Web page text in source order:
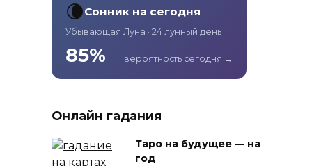
🌘Сонник на сегодня
Убывающая Луна · 24 лунный день
85% вероятность сегодня →
Онлайн гадания
Таро на будущее — на
год